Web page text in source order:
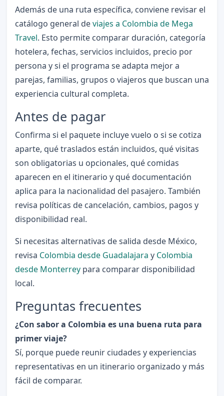
Además de una ruta específica, conviene revisar el
catálogo general deviajes a Colombia de Mega
Travel. Esto permite comparar duración, categoría
hotelera, fechas, servicios incluidos, precio por
persona y si el programa se adapta mejor a
parejas, familias, grupos o viajeros que buscan una
experiencia cultural completa.
Antes de pagar
Confirma si el paquete incluye vuelo o si se cotiza
aparte, qué traslados están incluidos, qué visitas
son obligatorias u opcionales, qué comidas
aparecen en el itinerario y qué documentación
aplica para la nacionalidad del pasajero. También
revisa políticas de cancelación, cambios, pagos y
disponibilidad real.
Si necesitas alternativas de salida desde México,
revisa Colombia desde Guadalajara y Colombia
desde Monterreypara comparar disponibilidad
local.
Preguntas frecuentes
¿Con sabor a Colombia es una buena ruta para
primer viaje?
Sí, porque puede reunir ciudades y experiencias
representativas en un itinerario organizado y más
fácil de comparar.